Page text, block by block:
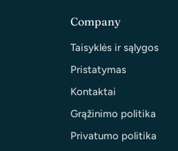
Company
Taisyklės ir sąlygos
Pristatymas
Kontaktai
Grąžinimo politika
Privatumo politika